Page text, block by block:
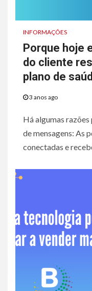
INFORMAÇÕES
Porque hoje
do cliente
plano de
3 anos ago
Há algumas
de mensagens: As
conectadas e